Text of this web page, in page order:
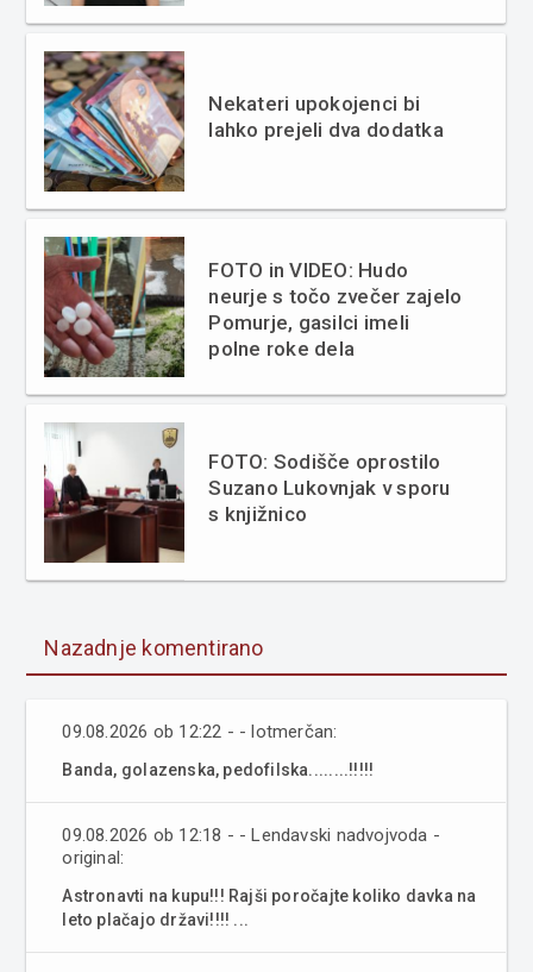
Nekateri upokojenci bi
lahko prejeli dva dodatka
FOTO in VIDEO: Hudo
neurje s točo zvečer zajelo
Pomurje, gasilci imeli
polne roke dela
FOTO: Sodišče oprostilo
Suzano Lukovnjak v sporu
s knjižnico
Nazadnje komentirano
09.08.2026 ob 12:22 - - lotmerčan:
Banda, golazenska, pedofilska........!!!!!
09.08.2026 ob 12:18 - - Lendavski nadvojvoda -
original:
Astronavti na kupu!!! Rajši poročajte koliko davka na
leto plačajo državi!!!! ...